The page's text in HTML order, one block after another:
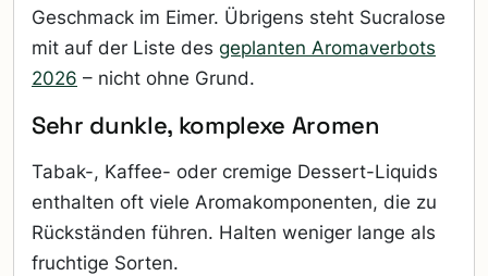
Geschmack im Eimer. Übrigens steht Sucralose
mit auf der Liste des geplanten Aromaverbots
2026 – nicht ohne Grund.
Sehr dunkle, komplexe Aromen
Tabak-, Kaffee- oder cremige Dessert-Liquids
enthalten oft viele Aromakomponenten, die zu
Rückständen führen. Halten weniger lange als
fruchtige Sorten.